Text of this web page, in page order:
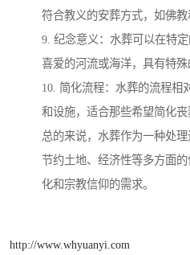
符合教义的安葬方式，如佛教
9. 纪念意义：水葬可以在特
喜爱的河流或海洋，具有特殊
10. 简化流程：水葬的流程相
和设施，适合那些希望简化丧
总的来说，水葬作为一种处理
节约土地、经济性等多方面
化和宗教信仰的需求。
http://www.whyuanyi.com